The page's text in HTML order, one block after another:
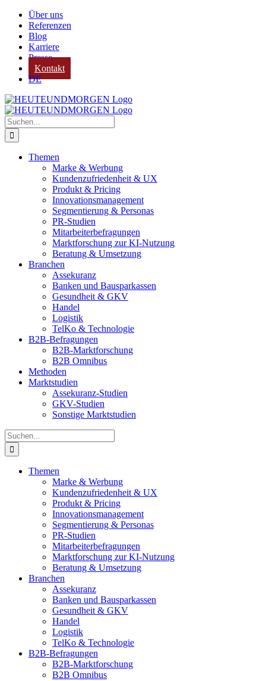
Zum
Inhalt
springen
Über uns
Referenzen
Blog
Karriere
Presse
Kontakt
DE
Suche
nach:
Themen
Marke & Werbung
Kundenzufriedenheit & UX
Produkt & Pricing
Innovationsmanagement
Segmentierung & Personas
PR-Studien
Mitarbeiterbefragungen
Marktforschung zur KI-Nutzung
Beratung & Umsetzung
Branchen
Assekuranz
Banken und Bausparkassen
Gesundheit & GKV
Handel
Logistik
TelKo & Technologie
B2B-Befragungen
B2B-Marktforschung
B2B Omnibus
Methoden
Marktstudien
Assekuranz-Studien
GKV-Studien
Sonstige Marktstudien
Suche
nach:
Themen
Marke & Werbung
Kundenzufriedenheit & UX
Produkt & Pricing
Innovationsmanagement
Segmentierung & Personas
PR-Studien
Mitarbeiterbefragungen
Marktforschung zur KI-Nutzung
Beratung & Umsetzung
Branchen
Assekuranz
Banken und Bausparkassen
Gesundheit & GKV
Handel
Logistik
TelKo & Technologie
B2B-Befragungen
B2B-Marktforschung
B2B Omnibus